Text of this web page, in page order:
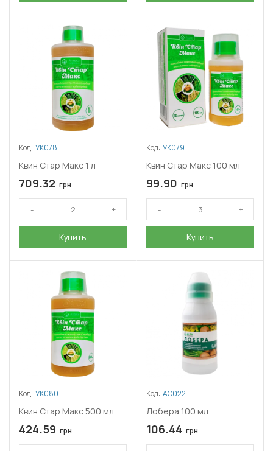
сорняки усыхают и погибают спустя 15–20 суток, многолетние
– за месяц.
На какие сорняки воздействует
К уязвимым видам растений относятся овсюг, мятлик, льняной
плевел, метлица, щетинник, волосистое и куриное просо,
пырей, гумай, росичка, ясенец и др.
Применение
сорняков в посевах и посадках овощных
сельскохозяйственных культур. Опрыскивание проросших
борьбе с ползучим
в посевах сахарной свёклы и
капусты,рапса, а также созлаковымиоднолетними сорняками
томата
. Препараты с хизалофоп-П-
тефурилом 40 г/л используют противщетинниковипроса, а
также пырея в посевах льна, подсолнечника, сои, рассады
Устойчивые виды
К веществу могут проявлять резистентность лисохвост,
ежовник, сорго, плевел, овсюг, однолетний мятлик. Избежать
толерантности сорняков помогут соблюдение правил
использования препаратов и чередование гербицидов.
Токсичность
Препараты с хизалофопом относятся к 3 классу опасности для
людей, и 3–4 классу – для пчёл.
Код: УК078
Квин Стар Макс 1 л
709.32 грн
Купить
Код: УК079
Квин Стар Макс 100 мл
99.90 грн
Купить
Код: УК080
Квин Стар Макс 500 мл
424.59 грн
Код: АС022
Лобера 100 мл
106.44 грн